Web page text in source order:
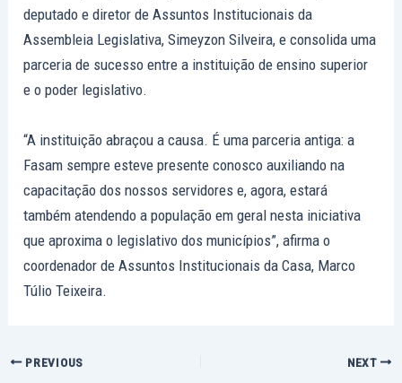
deputado e diretor de Assuntos Institucionais da
Assembleia Legislativa, Simeyzon Silveira, e consolida uma
parceria de sucesso entre a instituição de ensino superior
e o poder legislativo.
“A instituição abraçou a causa. É uma parceria antiga: a
Fasam sempre esteve presente conosco auxiliando na
capacitação dos nossos servidores e, agora, estará
também atendendo a população em geral nesta iniciativa
que aproxima o legislativo dos municípios”, afirma o
coordenador de Assuntos Institucionais da Casa, Marco
Túlio Teixeira.
PREVIOUS NEXT